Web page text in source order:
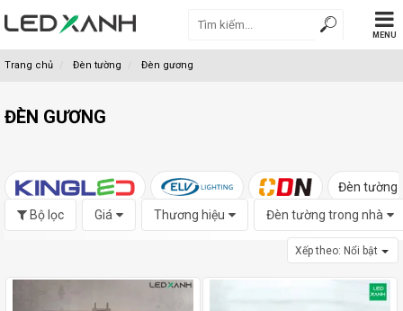
MENU
Trang chủ Đèn tường Đèn gương
ĐÈN GƯƠNG
Đèn tường
Bộ lọc
Giá Thương hiệu
Xếp theo: Nổi bật
Đèn tường trong nhà